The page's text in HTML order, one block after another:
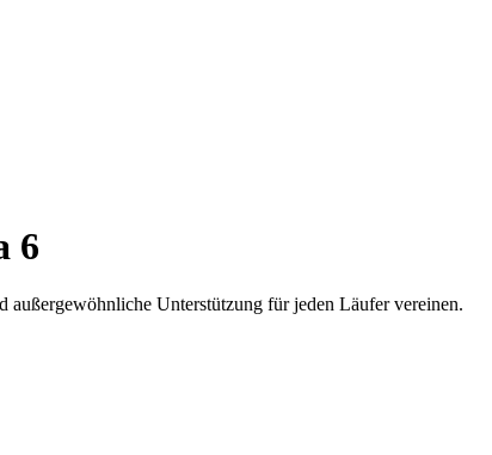
6
Unterstützung für jeden Läufer vereinen.